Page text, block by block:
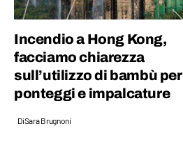
Incendio a Hong Kong,
facciamo chiarezza
sull’utilizzo di bambù per
ponteggi e impalcature
DiSara Brugnoni